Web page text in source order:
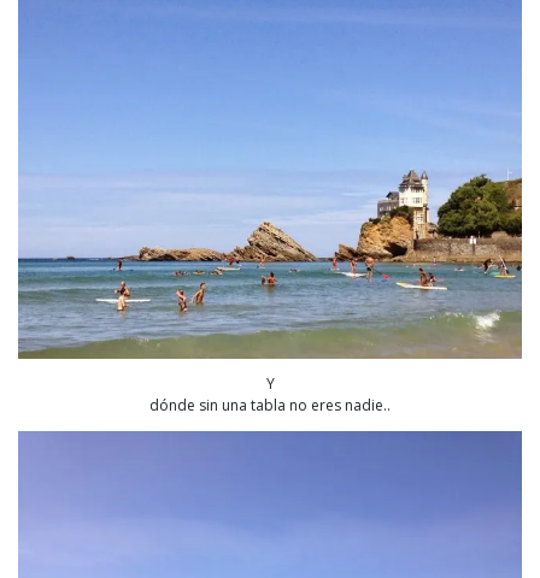
Y
dónde sin una tabla no eres nadie..